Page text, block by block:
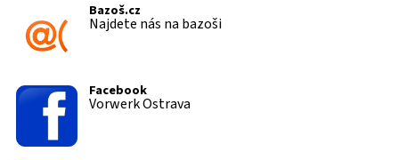
Bazoš.cz
Najdete nás na bazoši
Facebook
Vorwerk Ostrava